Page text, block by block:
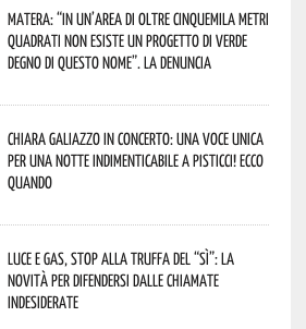
Matera: “In un’area di oltre cinquemila metri
quadrati non esiste un progetto di verde
degno di questo nome”. La denuncia
Chiara Galiazzo in concerto: una voce unica
per una notte indimenticabile a Pisticci! Ecco
quando
Luce e gas, stop alla truffa del “Sì”: la
novità per difendersi dalle chiamate
indesiderate